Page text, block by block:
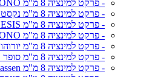
- פרקט למינציה 8 מ"מ SWISS KRONO
- פרקט למינציה 8 מ"מ נקסט סטפ
- פרקט למינציה 8 מ"מ GENESIS
- פרקט למינציה 8 מ"מ SWISS KRONO רחב
- פרקט למינציה 8 מ"מ יורוהום
- פרקט למינציה 8 מ"מ סופר נטורל
- פרקט למינציה 8 מ"מ Classen